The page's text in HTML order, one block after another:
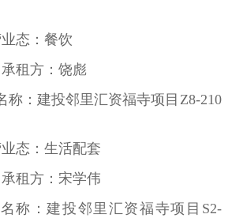
态：餐饮
租方：饶彪
称：建投邻里汇资福寺项目 Z8-210
态：生活配套
租方：宋学伟
名称：建投邻里汇资福寺项目 S2-